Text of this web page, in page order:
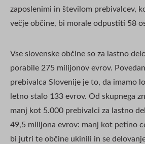
zaposlenimi in številom prebivalcev,
večje občine, bi morale odpustiti 58
Vse slovenske občine so za lastno
porabile 275 milijonov evrov.
prebivalca Slovenije je to, da imamo
letno stalo 133 evrov. Od skupnega
manj kot 5.000 prebivalci za lastno
49,5 milijona evrov: manj kot petino
bi jutri te občine ukinili in se